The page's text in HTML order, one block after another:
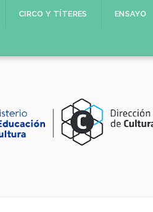
CIRCO Y TÍTERES ENSAYO